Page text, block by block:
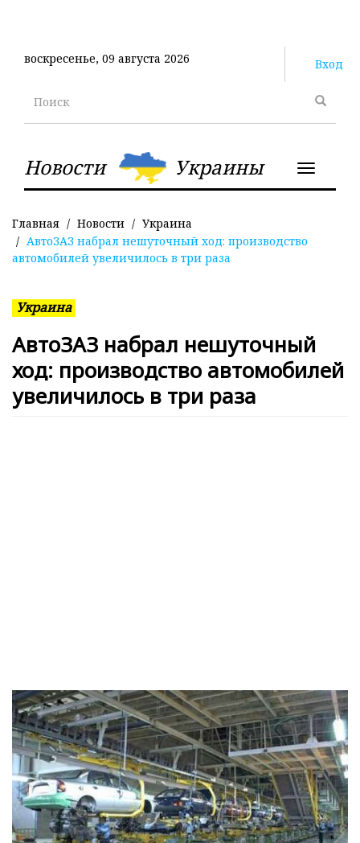
содержанию
воскресенье, 09 августа 2026 Вход
Поиск
Новости Украины
Toggle
Главная Новости
Украина
АвтоЗАЗ набрал нешуточный ход: производство
автомобилей увеличилось в три раза
АвтоЗАЗ набрал нешуточный
ход: производство автомобилей
увеличилось в три раза
Украина